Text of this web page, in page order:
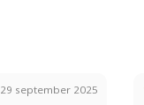
29 september 2025